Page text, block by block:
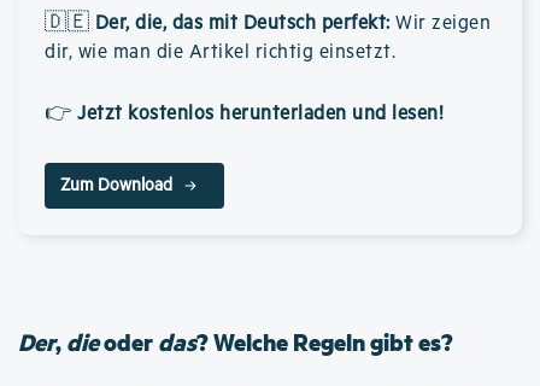
🇩🇪 Der, die, das mit Deutsch perfekt: Wir zeigen
dir, wie man die Artikel richtig einsetzt.
👉 Jetzt kostenlos herunterladen und lesen!
Zum Download
Der,dieoderdas? Welche Regeln gibt es?